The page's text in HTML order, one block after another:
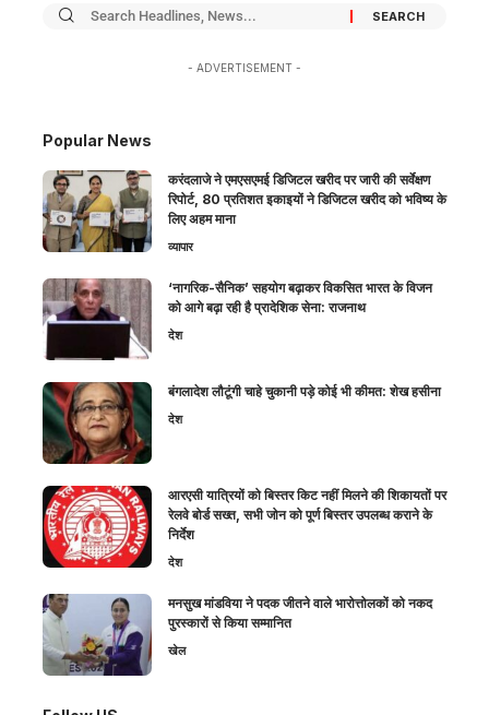
- ADVERTISEMENT -
Popular News
करंदलाजे ने एमएसएमई डिजिटल खरीद पर जारी की सर्वेक्षण
रिपोर्ट, 80 प्रतिशत इकाइयों ने डिजिटल खरीद को भविष्य के
लिए अहम माना
व्यापार
‘नागरिक-सैनिक’ सहयोग बढ़ाकर विकसित भारत के विजन
को आगे बढ़ा रही है प्रादेशिक सेना: राजनाथ
देश
बंगलादेश लौटूंगी चाहे चुकानी पड़े कोई भी कीमत: शेख हसीना
देश
आरएसी यात्रियों को बिस्तर किट नहीं मिलने की शिकायतों पर
रेलवे बोर्ड सख्त, सभी जोन को पूर्ण बिस्तर उपलब्ध कराने के
निर्देश
देश
मनसुख मांडविया ने पदक जीतने वाले भारोत्तोलकों को नकद
पुरस्कारों से किया सम्मानित
खेल